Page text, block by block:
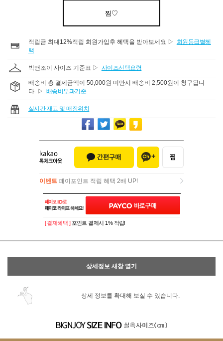
찜♡
적립금 최대12%적립 회원가입후 혜택을 받아보세요 ▷
회원등급별혜
택
빅앤조이 사이즈 기준표 ▷ 사이즈선택요령
배송비 총 결제금액이 50,000원 미만시 배송비 2,500원이 청구됩니
다. ▷ 배송비부과기준
실시간 재고 및 매장위치
이벤트 페이포인트 적립 혜택 2배 UP!
이벤트페이포인트 적립 혜택 2배 UP!
[ 결제혜택 ] 포인트 결제시 1% 적립!
상세정보 새창 열기
상세 정보를 확대해 보실 수 있습니다.